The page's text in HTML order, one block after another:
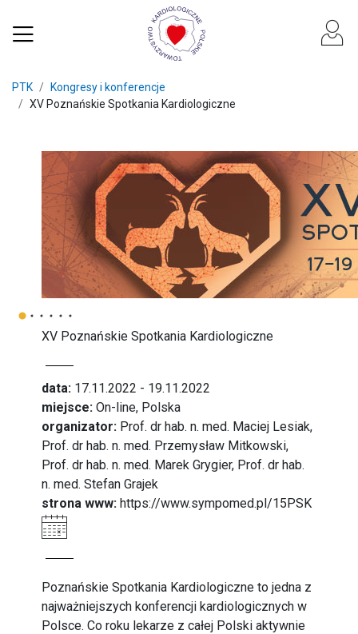
PTK
Kongresy i konferencje
XV Poznańskie Spotkania Kardiologiczne
XV Poznańskie Spotkania Kardiologiczne
data: 17.11.2022 - 19.11.2022
miejsce: On-line, Polska
organizator: Prof. dr hab. n. med. Maciej Lesiak,
Prof. dr hab. n. med. Przemysław Mitkowski,
Prof. dr hab. n. med. Marek Grygier, Prof. dr hab.
n. med. Stefan Grajek
strona www: https://www.sympomed.pl/15PSK
Poznańskie Spotkania Kardiologiczne to jedna z
najważniejszych konferencji kardiologicznych w
Polsce. Co roku lekarze z całej Polski aktywnie